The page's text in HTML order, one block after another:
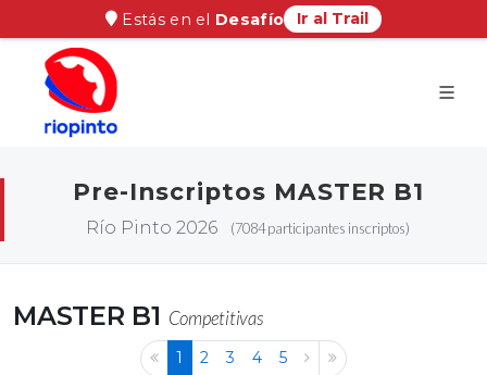
Estás en el Desafío Ir al Trail
Pre-Inscriptos MASTER B1
Río Pinto 2026 (7084 participantes inscriptos)
MASTER B1 Competitivas
1 2 3 4 5